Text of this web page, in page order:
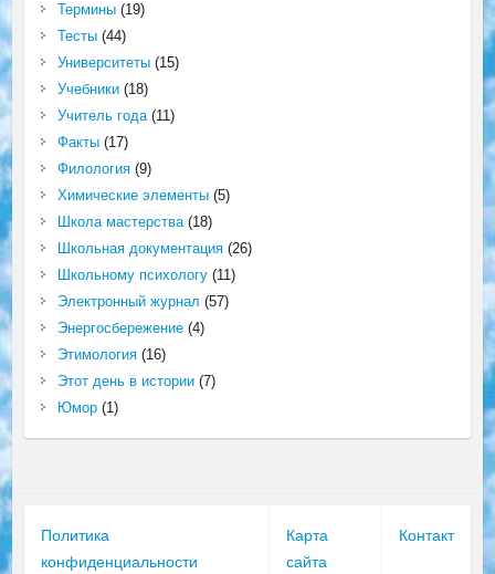
Термины(19)
Тесты(44)
Университеты(15)
Учебники(18)
Учитель года(11)
Факты(17)
Филология(9)
Химические элементы(5)
Школа мастерства(18)
Школьная документация(26)
Школьному психологу(11)
Электронный журнал (57)
Энергосбережение(4)
Этимология(16)
Этот день в истории(7)
Юмор(1)
Политика
конфиденциальности
Карта
сайта
Контакт